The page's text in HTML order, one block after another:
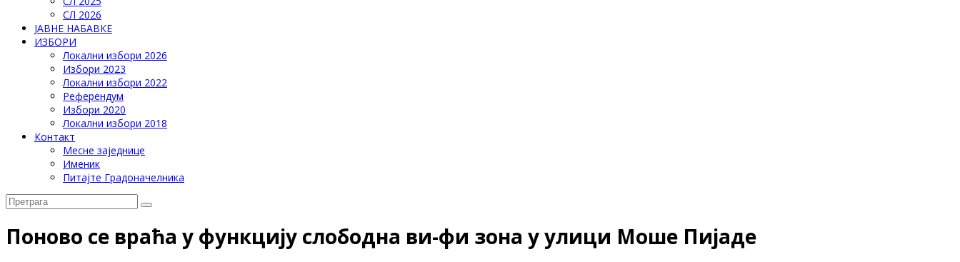
СЛ 2026
ЈАВНЕ НАБАВКЕ
ИЗБОРИ
Локални избори 2026
Избори 2023
Локални избори 2022
Референдум
Избори 2020
Локални избори 2018
Контакт
Месне заједнице
Именик
Питајте Градоначелника
Поново се враћа у функцију слободна ви-фи зона у улици Моше Пијаде